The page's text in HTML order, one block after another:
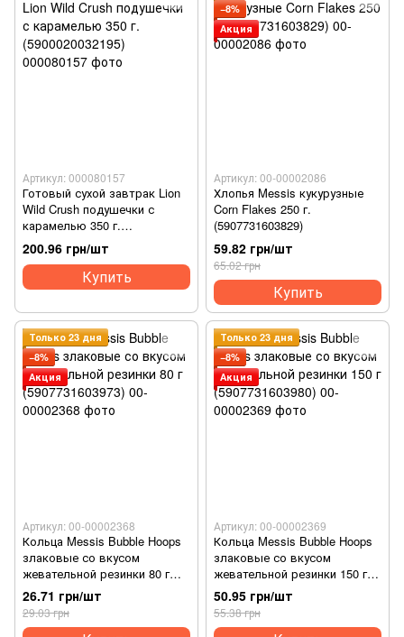
Артикул: 000080157
Готовый сухой завтрак Lion
Wild Crush подушечки с
карамелью 350 г.
(5900020032195)
200.96 грн/шт
Купить
−8%
Акция
Артикул: 00-00002086
Хлопья Messis кукурузные
Corn Flakes 250 г.
(5907731603829)
59.82 грн/шт
65.02 грн
Купить
Только 23 дня
−8%
Акция
Артикул: 00-00002368
Кольца Messis Bubble Hoops
злаковые со вкусом
жевательной резинки 80 г
(5907731603973)
26.71 грн/шт
29.03 грн
Только 23 дня
−8%
Акция
Артикул: 00-00002369
Кольца Messis Bubble Hoops
злаковые со вкусом
жевательной резинки 150 г
(5907731603980)
50.95 грн/шт
55.38 грн